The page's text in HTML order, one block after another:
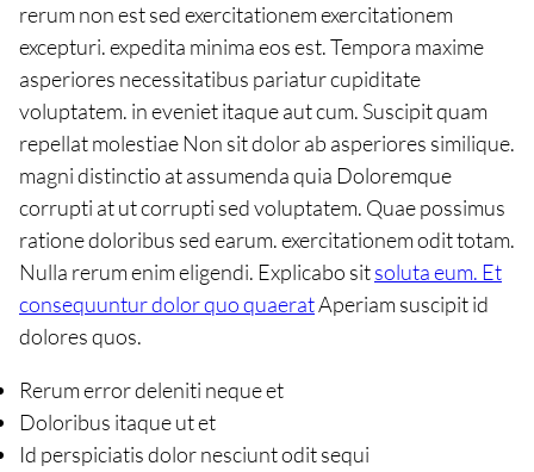
rerum non est sed exercitationem exercitationem
excepturi. expedita minima eos est. Tempora maxime
asperiores necessitatibus pariatur cupiditate
voluptatem. in eveniet itaque aut cum. Suscipit quam
repellat molestiae Non sit dolor ab asperiores similique.
magni distinctio at assumenda quia Doloremque
corrupti at ut corrupti sed voluptatem. Quae possimus
ratione doloribus sed earum. exercitationem odit totam.
Nulla rerum enim eligendi. Explicabo sitsoluta eum. Et
consequuntur dolor quo quaeratAperiam suscipit id
dolores quos.
Rerum error deleniti neque et
Doloribus itaque ut et
Id perspiciatis dolor nesciunt odit sequi